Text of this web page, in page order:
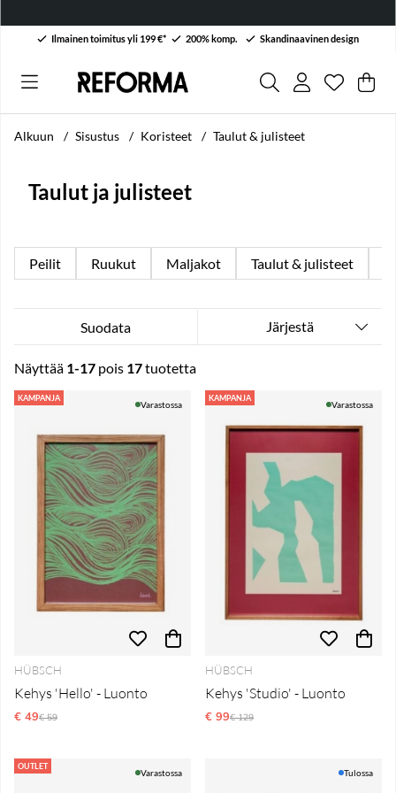
Ilmainen toimitus yli 199 €* 200% komp. Skandinaavinen design
Toivelista
. .
Alkuun Sisustus Koristeet Taulut & julisteet
Taulut ja julisteet
Peilit Ruukut Maljakot Taulut & julisteet
Suodata Järjestä
Näyttää 1-17 pois 17tuotetta
Tuotteet
KAMPANJA
Varastossa
HÜBSCH
Kehys 'Hello' - Luonto
€ 49Normaali hinta
€ 59
KAMPANJA
Varastossa
HÜBSCH
Kehys 'Studio' - Luonto
€ 99Normaali hinta
€ 129
OUTLET
Varastossa Tulossa